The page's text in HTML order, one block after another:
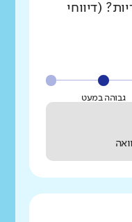
(דיווחי
גבוהה במעט